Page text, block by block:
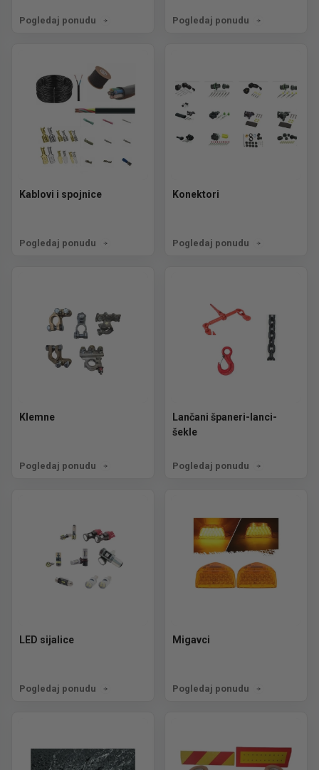
Pogledaj ponudu Pogledaj ponudu
Kablovi i spojnice
Pogledaj ponudu
Konektori
Pogledaj ponudu
Klemne
Pogledaj ponudu
Lančani španeri-lanci-
šekle
Pogledaj ponudu
LED sijalice
Pogledaj ponudu
Migavci
Pogledaj ponudu